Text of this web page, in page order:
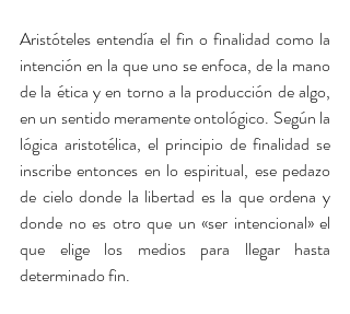
Aristóteles entendía el fin o finalidad como la
intención en la que uno se enfoca, de la mano
de la ética y en torno a la producción de algo,
en un sentido meramente ontológico. Según la
lógica aristotélica, el principio de finalidad se
inscribe entonces en lo espiritual, ese pedazo
de cielo donde la libertad es la que ordena y
donde no es otro que un «ser intencional» el
que elige los medios para llegar hasta
determinado fin.